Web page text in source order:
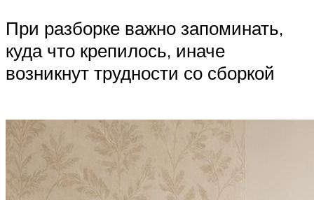
При разборке важно запоминать,
куда что крепилось, иначе
возникнут трудности со сборкой